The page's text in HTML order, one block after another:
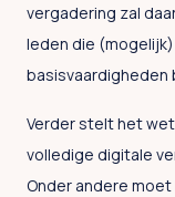
vergadering zal
leden die
basisvaardigheden
Verder stelt het
volledige digitale
Onder andere